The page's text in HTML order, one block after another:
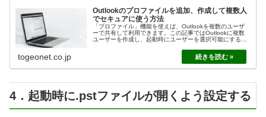
Outlookのプロファイルを追加、作成して複数人
でセキュアに使う方法
「プロファイル」機能を使えば、Outlookを複数のユーザ
ーで共有して利用できます。この記事ではOutlookに複数
ユーザーを作成し、起動時にユーザーを選択可能にする方
る方法についても、関連記事をご紹介します。
togeonet.co.jp
4．起動時に.pstファイルが開くよう設定する